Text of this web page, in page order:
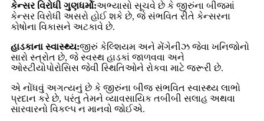
કેન્સર વિરોધી ગુણધર્મો:અભ્યાસો સૂચવે છે કે જીરુંના બીજમાં
કેન્સર વિરોધી અસરો હોઈ શકે છે, જે સંભવિત રીતે કેન્સરના
કોષોના વિકાસને અટકાવે છે.
હાડકાના સ્વાસ્થ્ય:જીરું કેલ્શિયમ અને મેંગેનીઝ જેવા ખનિજોનો
સારો સ્ત્રોત છે, જે સ્વસ્થ હાડકાં જાળવવા અને
ઓસ્ટીયોપોરોસિસ જેવી સ્થિતિઓને રોકવા માટે જરૂરી છે.
એ નોંધવું અગત્યનું છે કે જીરુંના બીજ સંભવિત સ્વાસ્થ્ય લાભો
પ્રદાન કરે છે, પરંતુ તેમને વ્યાવસાયિક તબીબી સલાહ અથવા
સારવારનો વિકલ્પ ન માનવો જોઈએ.